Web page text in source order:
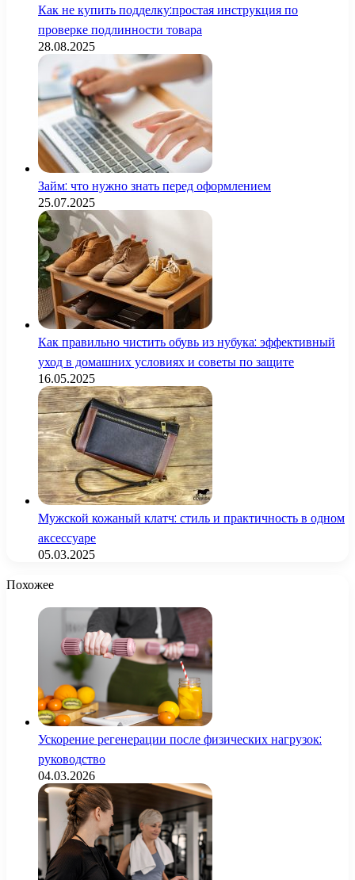
Как не купить подделку:простая инструкция по
проверке подлинности товара
28.08.2025
Займ: что нужно знать перед оформлением
25.07.2025
Как правильно чистить обувь из нубука: эффективный
уход в домашних условиях и советы по защите
16.05.2025
Мужской кожаный клатч: стиль и практичность в одном
аксессуаре
05.03.2025
Похожее
Ускорение регенерации после физических нагрузок:
руководство
04.03.2026